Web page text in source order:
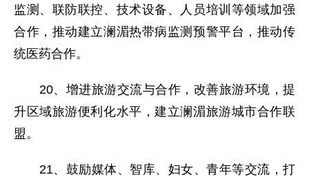
监测、联防联控、技术设备、人员培训等领域加强
合作，推动建立澜湄热带病监测预警平台，推动传
统医药合作。
20、增进旅游交流与合作，改善旅游环境，提
升区域旅游便利化水平，建立澜湄旅游城市合作联
盟。
21、鼓励媒体、智库、妇女、青年等交流，打